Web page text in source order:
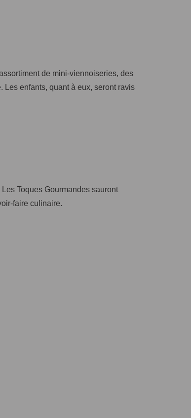
de mini-viennoiseries, des
Les enfants, quant à eux, seront ravis
Toques Gourmandes sauront
faire culinaire.